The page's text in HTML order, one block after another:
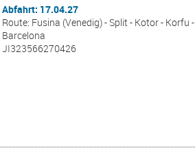
Abfahrt: 17.04.27
Route: Fusina (Venedig) - Split - Kotor - Korfu
Barcelona
JI323566270426